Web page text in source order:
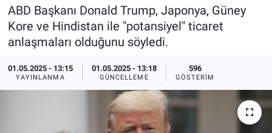
ABD Başkanı Donald Trump, Japonya, Güney
Kore ve Hindistan ile "potansiyel" ticaret
anlaşmaları olduğunu söyledi.
01.05.2025 - 13:15
YAYINLANMA
01.05.2025 - 13:18
GÜNCELLEME
596
GÖSTERIM
Dünya
Ege Saati
Ege'den Esintiler
Spor
Yayın Akışı
İletişim
Son Dakika Haberleri
Haber Arşivi